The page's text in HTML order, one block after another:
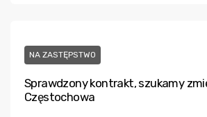
NA ZASTĘPSTWO
Sprawdzony kontrakt, szukamy
Częstochowa